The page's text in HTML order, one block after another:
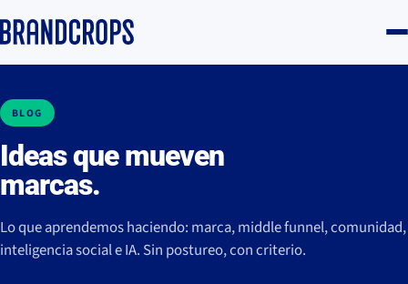
BLOG
Ideas que mueven
marcas.
Lo que aprendemos haciendo: marca, middle funnel, comunidad,
inteligencia social e IA. Sin postureo, con criterio.